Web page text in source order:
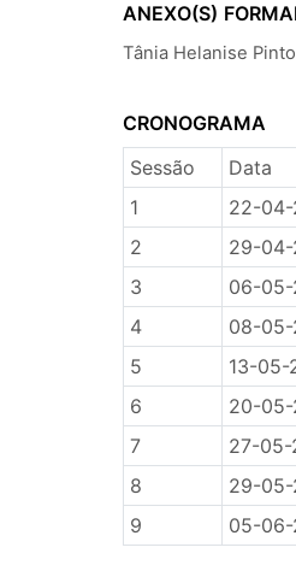
ANEXO(S)
Tânia Helanise
CRONOGRAMA
Sessão
Data
1
22-04-
2
29-04-
3
06-05-
4
08-05-
5
13-05-
6
20-05-
7
27-05-
8
29-05-
9
05-06-